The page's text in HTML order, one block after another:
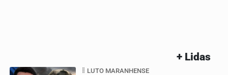
+ Lidas
LUTO MARANHENSE